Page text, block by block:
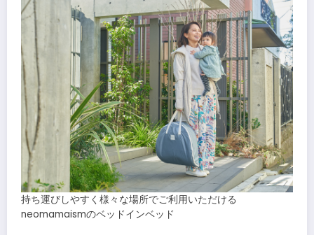
持ち運びしやすく様々な場所でご利用いただける
neomamaismのベッドインベッド